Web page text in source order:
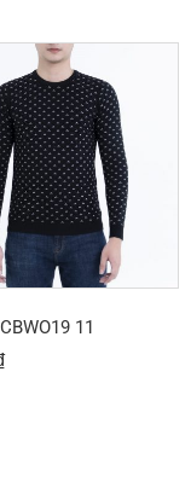
11